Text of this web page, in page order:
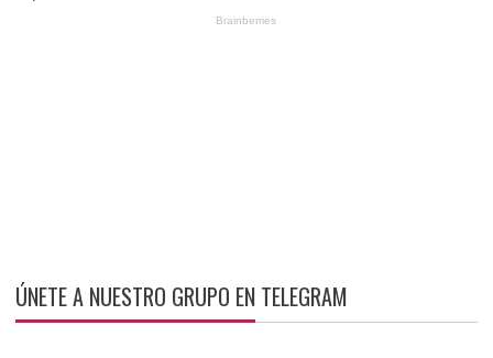
ÚNETE A NUESTRO GRUPO EN TELEGRAM